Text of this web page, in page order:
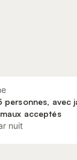
personnes, avec
acceptés
nuit